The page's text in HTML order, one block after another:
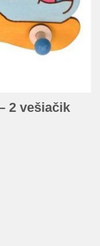
2 vešiačik